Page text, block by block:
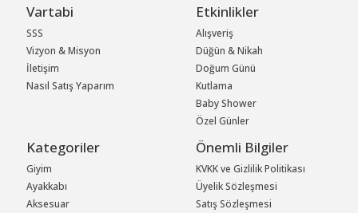
Vartabi
SSS
Vizyon & Misyon
İletişim
Nasıl Satış Yaparım
Etkinlikler
Alışveriş
Düğün & Nikah
Doğum Günü
Kutlama
Baby Shower
Özel Günler
Kategoriler
Giyim
Ayakkabı
Aksesuar
Önemli Bilgiler
KVKK ve Gizlilik Politikası
Üyelik Sözleşmesi
Satış Sözleşmesi